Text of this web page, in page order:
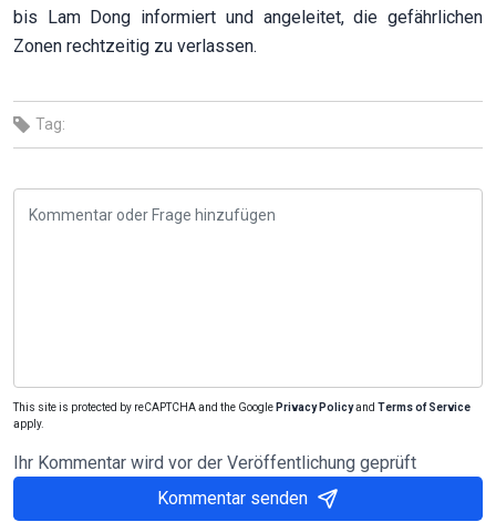
bis Lam Dong informiert und angeleitet, die gefährlichen
Zonen rechtzeitig zu verlassen.
Tag:
This site is protected by reCAPTCHA and the Google Privacy Policyand Terms of Service
apply.
Ihr Kommentar wird vor der Veröffentlichung geprüft
Kommentar senden